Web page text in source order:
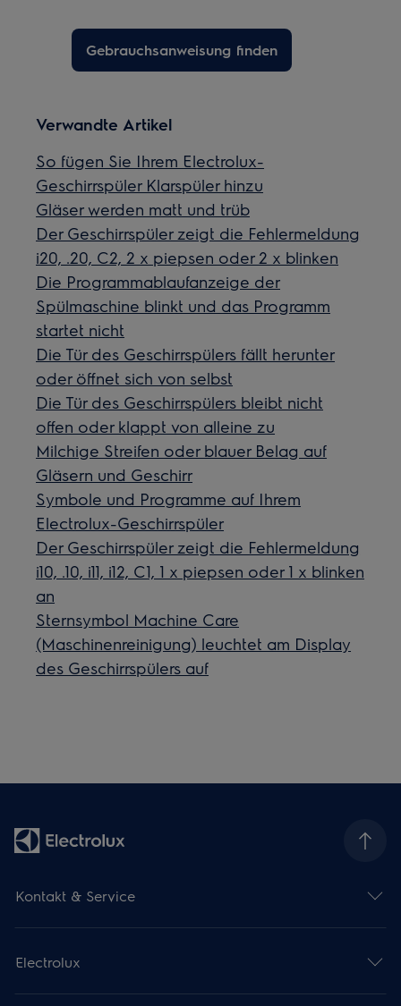
Gebrauchsanweisung finden
Verwandte Artikel
So fügen Sie Ihrem Electrolux-
Geschirrspüler Klarspüler hinzu
Gläser werden matt und trüb
Der Geschirrspüler zeigt die Fehlermeldung
i20, .20, C2, 2 x piepsen oder 2 x blinken
Die Programmablaufanzeige der
Spülmaschine blinkt und das Programm
startet nicht
Die Tür des Geschirrspülers fällt herunter
oder öffnet sich von selbst
Die Tür des Geschirrspülers bleibt nicht
offen oder klappt von alleine zu
Milchige Streifen oder blauer Belag auf
Gläsern und Geschirr
Symbole und Programme auf Ihrem
Electrolux-Geschirrspüler
Der Geschirrspüler zeigt die Fehlermeldung
i10, .10, i11, i12, C1, 1 x piepsen oder 1 x blinken
an
Sternsymbol Machine Care
(Maschinenreinigung) leuchtet am Display
des Geschirrspülers auf
Kontakt & Service
Electrolux